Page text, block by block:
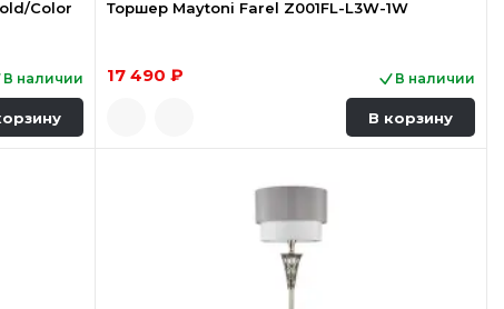
Color
В наличии
Торшер Maytoni Farel Z001FL-L3W-1W
17 490 ₽ В наличии
В корзину